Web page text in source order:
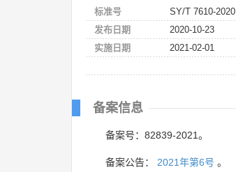
标准号
SY/T 7610-2020
发布日期
2020-10-23
实施日期
2021-02-01
备案信息
备案号：82839-2021。
备案公告： 2021年第6号 。